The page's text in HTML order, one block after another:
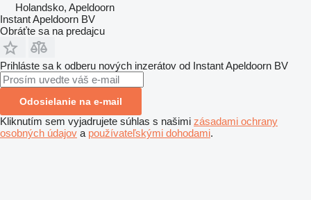
Holandsko, Apeldoorn
Instant Apeldoorn BV
Obráťte sa na predajcu
Prihláste sa k odberu nových inzerátov od Instant Apeldoorn BV
Odosielanie na e-mail
Kliknutím sem vyjadrujete súhlas s našimi zásadami ochrany
osobných údajov a používateľskými dohodami.